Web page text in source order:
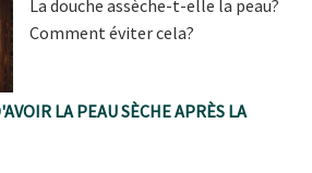
La douche assèche-t-elle la peau?
Comment éviter cela?
LA PEAU SÈCHE APRÈS LA